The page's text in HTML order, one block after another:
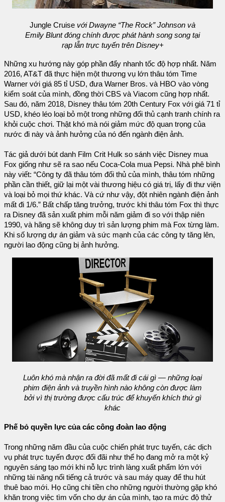
Jungle Cruise với Dwayne “The Rock” Johnson và
Emily Blunt đóng chính được phát hành song song tại
rạp lẫn trực tuyến trên Disney+
Những xu hướng này góp phần đẩy nhanh tốc độ hợp nhất. Năm
2016, AT&T đã thực hiện một thương vụ lớn thâu tóm Time
Warner với giá 85 tỉ USD, đưa Warner Bros. và HBO vào vòng
kiểm soát của mình, đồng thời CBS và Viacom cũng hợp nhất.
Sau đó, năm 2018, Disney thâu tóm 20th Century Fox với giá 71 tỉ
USD, khéo léo loại bỏ một trong những đối thủ cạnh tranh chính ra
khỏi cuộc chơi. Thật khó mà nói giảm mức độ quan trọng của
nước đi này và ảnh hưởng của nó đến ngành điện ảnh.
Tác giả dưới bút danh Film Crit Hulk so sánh việc Disney mua
Fox giống như sẽ ra sao nếu Coca-Cola mua Pepsi. Nhà phê bình
này viết: “Công ty đã thâu tóm đối thủ của mình, thâu tóm những
phần cần thiết, giữ lại một vài thương hiệu có giá trị, lấy đi thư viện
và loại bỏ mọi thứ khác. Và cứ như vậy, đột nhiên ngành điện ảnh
mất đi 1/6.” Bất chấp tăng trưởng, trước khi thâu tóm Fox thì thực
ra Disney đã sản xuất phim mỗi năm giảm đi so với thập niên
1990, và hãng sẽ không duy trì sản lượng phim mà Fox từng làm.
Khi số lượng dự án giảm và sức mạnh của các công ty tăng lên,
người lao động cũng bị ảnh hưởng.
Luôn khó mà nhận ra đời đã mất đi cái gì — những loại
phim điện ảnh và truyền hình nào không còn được làm
bởi vì thị trường được cấu trúc để khuyến khích thứ gì
khác
Phế bỏ quyền lực của các công đoàn lao động
Trong những năm đầu của cuộc chiến phát trực tuyến, các dịch
vụ phát trực tuyến được đối đãi như thể họ đang mở ra một kỷ
nguyên sáng tạo mới khi nỗ lực trình làng xuất phẩm lớn với
những tài năng nổi tiếng cả trước và sau máy quay để thu hút
thuê bao mới. Họ cũng chi tiền cho những người thường gặp khó
khăn trong việc tìm vốn cho dự án của mình, tạo ra mức độ thử